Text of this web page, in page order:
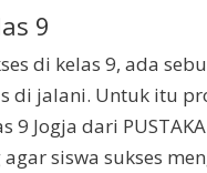
9
di kelas 9, ada
di jalani. Untuk itu
9 Jogja dari PUSTAKA
siswa sukses